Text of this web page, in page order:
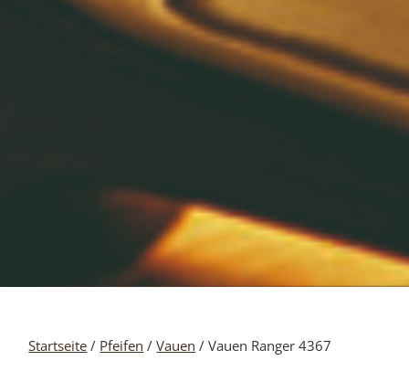
Startseite / Pfeifen /Vauen / Vauen Ranger 4367